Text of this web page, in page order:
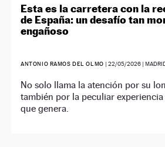
Esta es la carretera con la
de España: un desafío tan
engañoso
ANTONIO RAMOS DEL OLMO | 22/05/2026|
No solo llama la atención por su
también por la peculiar
que genera.